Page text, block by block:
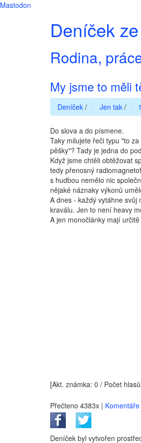
Mastodon
Deníček
Rodina,
My jsme to měli
Deníček / Jen tak /
Do slova a do písmene.
Taky milujete řeči typu "to
pěšky"? Tady je jedna do
Když jsme chtěli obtěžovat
tedy přenosný
s hudbou nemělo nic
nějaké náznaky výkonů
A dnes - každý vytáhne
kraválu. Jen to není heavy
A jen monočlánky mají
[Akt. známka: 0 / Počet
Přečteno 4383x | Komentáře
Deníček byl vytvořen